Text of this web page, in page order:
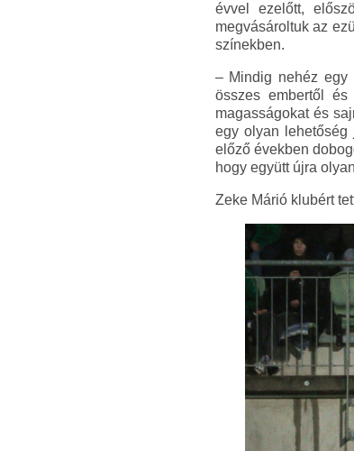
évvel ezelőtt,
megvásároltuk az
színekben.
– Mindig nehéz egy
összes embertől
magasságokat és
egy olyan lehetőség
előző években
hogy együtt újra
Zeke Márió klubért